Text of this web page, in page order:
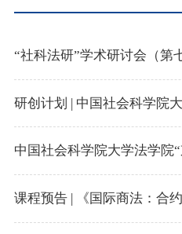
“社科法研”学术研讨会（第
研创计划 | 中国社会科学院
中国社会科学院大学法学院
课程预告 | 《国际商法：合